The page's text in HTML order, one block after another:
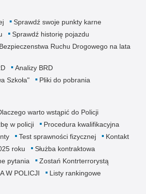
Sprawdź swoje punkty karne
Sprawdź historię pojazdu
Ruchu Drogowego na lata
Analizy BRD
Szkoła"
Pliki do pobrania
warto wstąpić do Policji
w policji
Procedura kwalifikacyjna
Test sprawności fizycznej
Kontakt
roku
Służba kontraktowa
pytania
Zostań Kontrterrorystą
W POLICJI
Listy rankingowe